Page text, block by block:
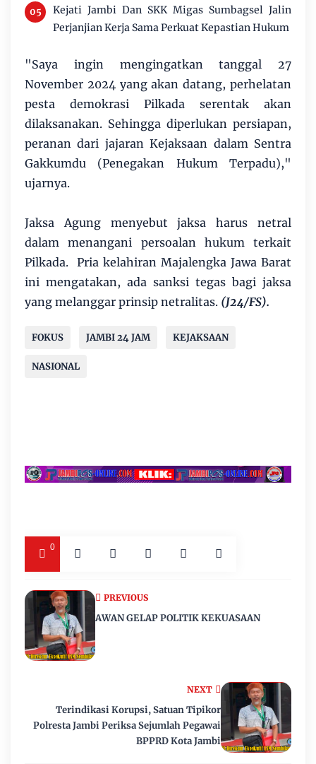
Kejati Jambi Dan SKK Migas Sumbagsel Jalin
Perjanjian Kerja Sama Perkuat Kepastian Hukum
"Saya ingin mengingatkan tanggal 27
November 2024 yang akan datang, perhelatan
pesta demokrasi Pilkada serentak akan
dilaksanakan. Sehingga diperlukan persiapan,
peranan dari jajaran Kejaksaan dalam Sentra
Gakkumdu (Penegakan Hukum Terpadu),"
ujarnya.
Jaksa Agung menyebut jaksa harus netral
dalam menangani persoalan hukum terkait
Pilkada. Pria kelahiran Majalengka Jawa Barat
ini mengatakan, ada sanksi tegas bagi jaksa
yang melanggar prinsip netralitas. (J24/FS).
FOKUS JAMBI 24 JAM KEJAKSAAN
NASIONAL
0
NEXT
Terindikasi Korupsi, Satuan Tipikor
Polresta Jambi Periksa Sejumlah Pegawai
BPPRD Kota Jambi
PREVIOUS
AWAN GELAP POLITIK KEKUASAAN